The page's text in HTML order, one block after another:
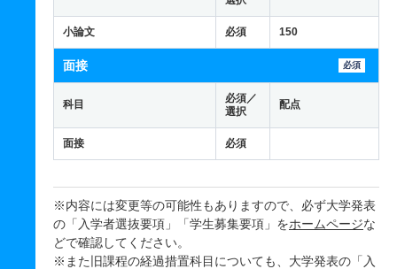
小論文 必須 150
面接 必須
科目
必須／
選択
配点
面接 必須
※内容には変更等の可能性もありますので、必ず大学発表
の「入学者選抜要項」「学生募集要項」をホームページな
どで確認してください。
※また旧課程の経過措置科目についても、大学発表の「入